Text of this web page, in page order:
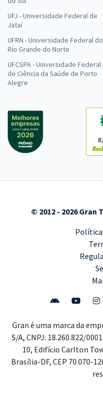
UFJ - Universidade Federal de
Jataí
UFRN - Universidade Federal do
Rio Grande do Norte
UFCSPA - Universidade Federal
de Ciência da Saúde de Porto
Alegre
© 2012 - 2026 Gran
Política
Gran é uma marca da
S/A, CNPJ: 18.260.822/
10, Edifício Carlton
Brasília-DF, CEP 70.070-